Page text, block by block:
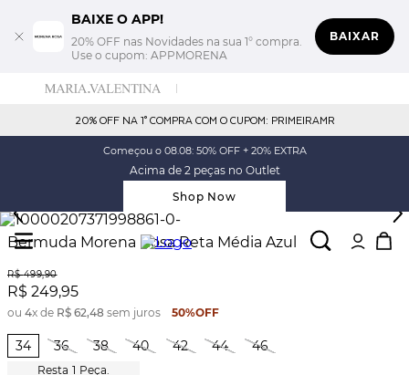
BAIXE O APP!
20% OFF nas Novidades na sua 1° compra.
Use o cupom: APPMORENA
BAIXAR
20% OFF NA 1° COMPRA COM O CUPOM: PRIMEIRAMR
Começou o 08.08: 50% OFF + 20% EXTRA
Acima de 2 peças no Outlet
Shop Now
Bermuda Morena Rosa Reta Média Azul
R$ 499,90
R$ 249,95
ou 4x de R$ 62,48 sem juros 50%OFF
34 36 38 40 42 44 46
1 Peça.